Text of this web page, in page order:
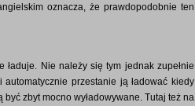
oznacza, że prawdopodobnie ten
Nie należy się tym jednak zupełnie
automatycznie przestanie ją ładować kiedy
zbyt mocno wyładowywane. Tutaj też na